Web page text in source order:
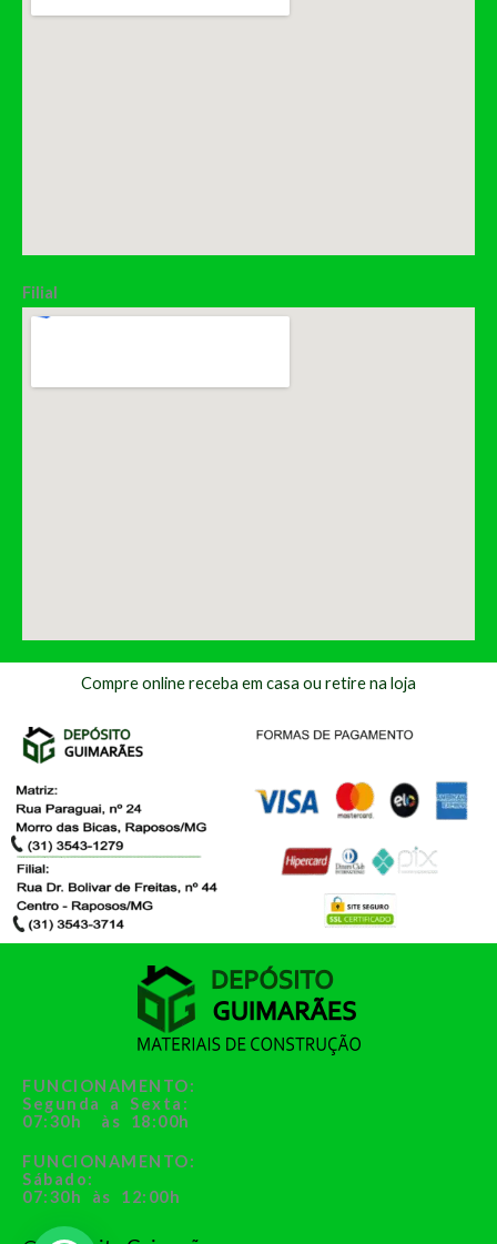
Filial
Compre online receba em casa ou retire na loja
FUNCIONAMENTO:
Segunda a Sexta:
07:30h às 18:00h
FUNCIONAMENTO:
Sábado:
07:30h às 12:00h